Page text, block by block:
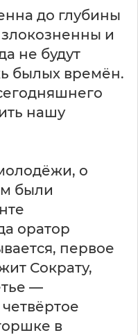
до глубины
и
не будут
былых времён.
нашу
о
были
оратор
первое
Сократу,
—
в